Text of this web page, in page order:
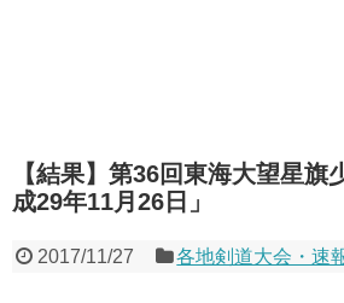
【結果】第36回東海大望星旗
成29年11月26日」
2017/11/27 各地剣道大会・速